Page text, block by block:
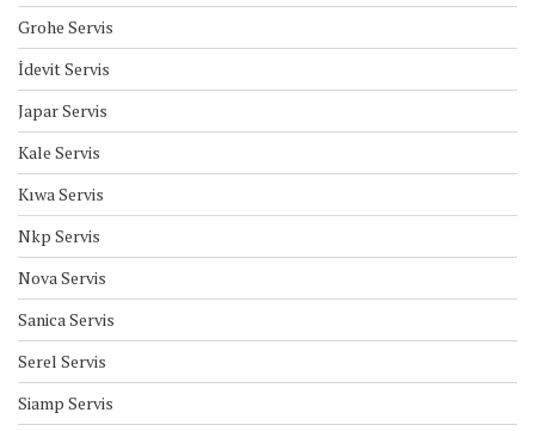
Grohe Servis
İdevit Servis
Japar Servis
Kale Servis
Kıwa Servis
Nkp Servis
Nova Servis
Sanica Servis
Serel Servis
Siamp Servis